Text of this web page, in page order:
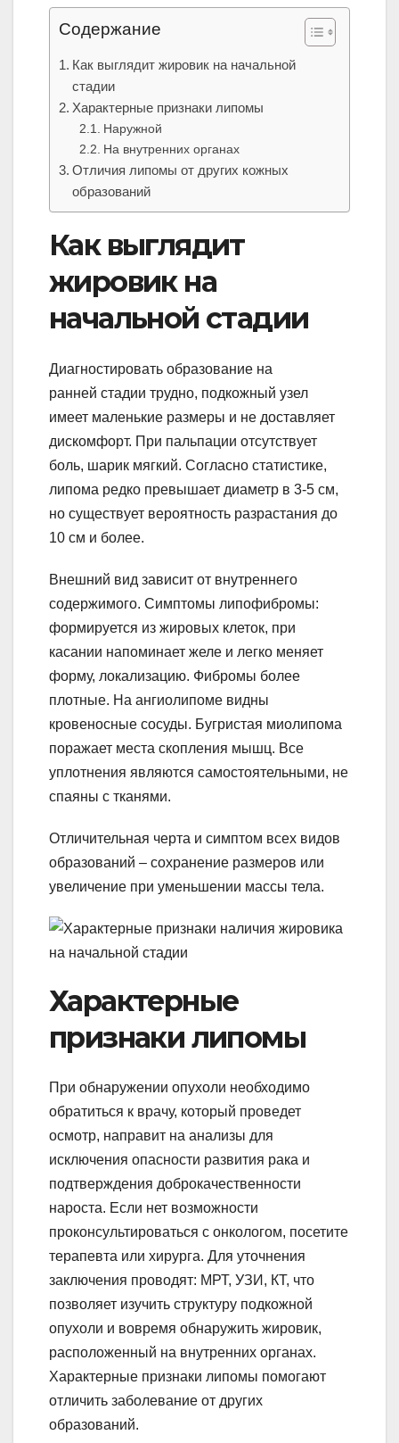
Содержание
Как выглядит жировик на начальной
стадии
Характерные признаки липомы
Наружной
На внутренних органах
Отличия липомы от других кожных
образований
Как выглядит
жировик на
начальной стадии
Диагностировать образование на
ранней стадии трудно, подкожный узел
имеет маленькие размеры и не доставляет
дискомфорт. При пальпации отсутствует
боль, шарик мягкий. Согласно статистике,
липома редко превышает диаметр в 3-5 см,
но существует вероятность разрастания до
10 см и более.
Внешний вид зависит от внутреннего
содержимого. Симптомы липофибромы:
формируется из жировых клеток, при
касании напоминает желе и легко меняет
форму, локализацию. Фибромы более
плотные. На ангиолипоме видны
кровеносные сосуды. Бугристая миолипома
поражает места скопления мышц. Все
уплотнения являются самостоятельными, не
спаяны с тканями.
Отличительная черта и симптом всех видов
образований – сохранение размеров или
увеличение при уменьшении массы тела.
Характерные
признаки липомы
При обнаружении опухоли необходимо
обратиться к врачу, который проведет
осмотр, направит на анализы для
исключения опасности развития рака и
подтверждения доброкачественности
нароста. Если нет возможности
проконсультироваться с онкологом, посетите
терапевта или хирурга. Для уточнения
заключения проводят: МРТ, УЗИ, КТ, что
позволяет изучить структуру подкожной
опухоли и вовремя обнаружить жировик,
расположенный на внутренних органах.
Характерные признаки липомы помогают
отличить заболевание от других
образований.